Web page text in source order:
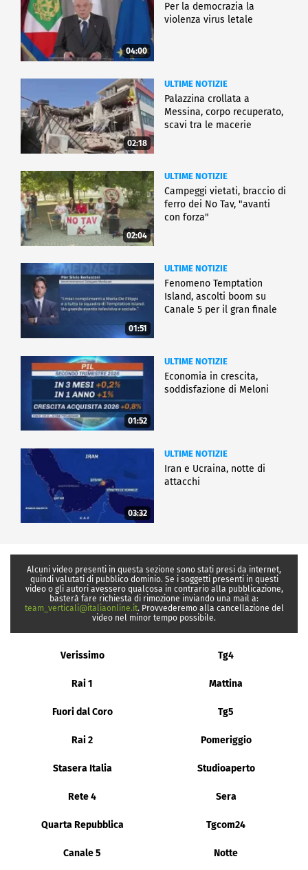
04:00
Per la democrazia la
violenza virus letale
02:18
ULTIME NOTIZIE
Palazzina crollata a
Messina, corpo recuperato,
scavi tra le macerie
02:04
ULTIME NOTIZIE
Campeggi vietati, braccio di
ferro dei No Tav, "avanti
con forza"
01:51
ULTIME NOTIZIE
Fenomeno Temptation
Island, ascolti boom su
Canale 5 per il gran finale
01:52
ULTIME NOTIZIE
Economia in crescita,
soddisfazione di Meloni
03:32
ULTIME NOTIZIE
Iran e Ucraina, notte di
attacchi
Alcuni video presenti in questa sezione sono stati presi da internet,
quindi valutati di pubblico dominio. Se i soggetti presenti in questi
video o gli autori avessero qualcosa in contrario alla pubblicazione,
basterà fare richiesta di rimozione inviando una mail a:
team_verticali@italiaonline.it. Provvederemo alla cancellazione del
video nel minor tempo possibile.
Verissimo Tg4
Rai 1 Mattina
Fuori dal Coro Tg5
Rai 2 Pomeriggio
Stasera Italia Studioaperto
Rete 4 Sera
Quarta Repubblica Tgcom24
Canale 5 Notte